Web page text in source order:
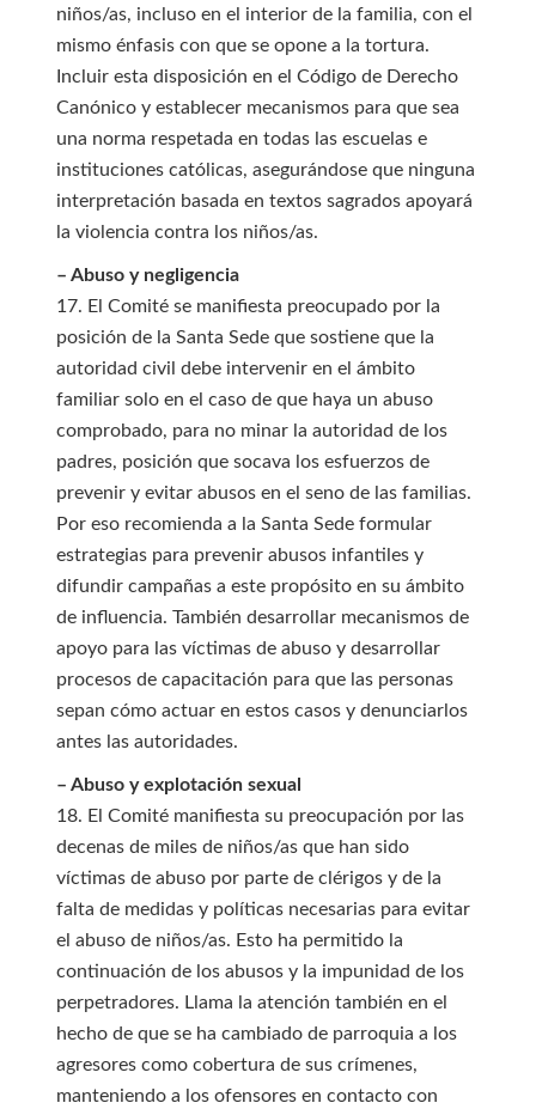
niños/as, incluso en el interior de la familia, con el
mismo énfasis con que se opone a la tortura.
Incluir esta disposición en el Código de Derecho
Canónico y establecer mecanismos para que sea
una norma respetada en todas las escuelas e
instituciones católicas, asegurándose que ninguna
interpretación basada en textos sagrados apoyará
la violencia contra los niños/as.
– Abuso y negligencia
17. El Comité se manifiesta preocupado por la
posición de la Santa Sede que sostiene que la
autoridad civil debe intervenir en el ámbito
familiar solo en el caso de que haya un abuso
comprobado, para no minar la autoridad de los
padres, posición que socava los esfuerzos de
prevenir y evitar abusos en el seno de las familias.
Por eso recomienda a la Santa Sede formular
estrategias para prevenir abusos infantiles y
difundir campañas a este propósito en su ámbito
de influencia. También desarrollar mecanismos de
apoyo para las víctimas de abuso y desarrollar
procesos de capacitación para que las personas
sepan cómo actuar en estos casos y denunciarlos
antes las autoridades.
– Abuso y explotación sexual
18. El Comité manifiesta su preocupación por las
decenas de miles de niños/as que han sido
víctimas de abuso por parte de clérigos y de la
falta de medidas y políticas necesarias para evitar
el abuso de niños/as. Esto ha permitido la
continuación de los abusos y la impunidad de los
perpetradores. Llama la atención también en el
hecho de que se ha cambiado de parroquia a los
agresores como cobertura de sus crímenes,
manteniendo a los ofensores en contacto con